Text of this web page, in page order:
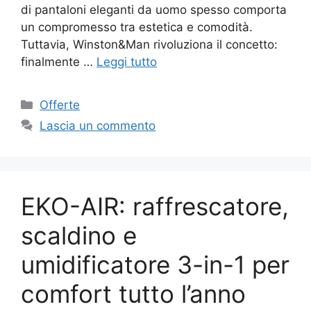
di pantaloni eleganti da uomo spesso comporta
un compromesso tra estetica e comodità.
Tuttavia, Winston&Man rivoluziona il concetto:
finalmente … Leggi tutto
Categorie
Offerte
Lascia un commento
EKO-AIR: raffrescatore,
scaldino e
umidificatore 3-in-1 per
comfort tutto l’anno